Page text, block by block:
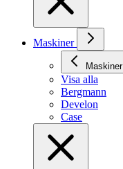
Maskiner
Maskiner
Visa alla
Bergmann
Develon
Case